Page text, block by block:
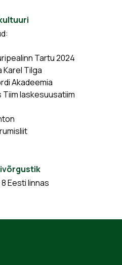
Tartu 2024
Tilga
Akadeemia
Tiim laskesuusatiim
Eesti linnas